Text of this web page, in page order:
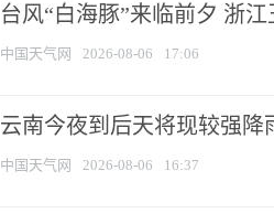
台风“白海豚”来临前夕 浙
中国天气网 2026-08-06 17:06
云南今夜到后天将现较强降
中国天气网 2026-08-06 16:37